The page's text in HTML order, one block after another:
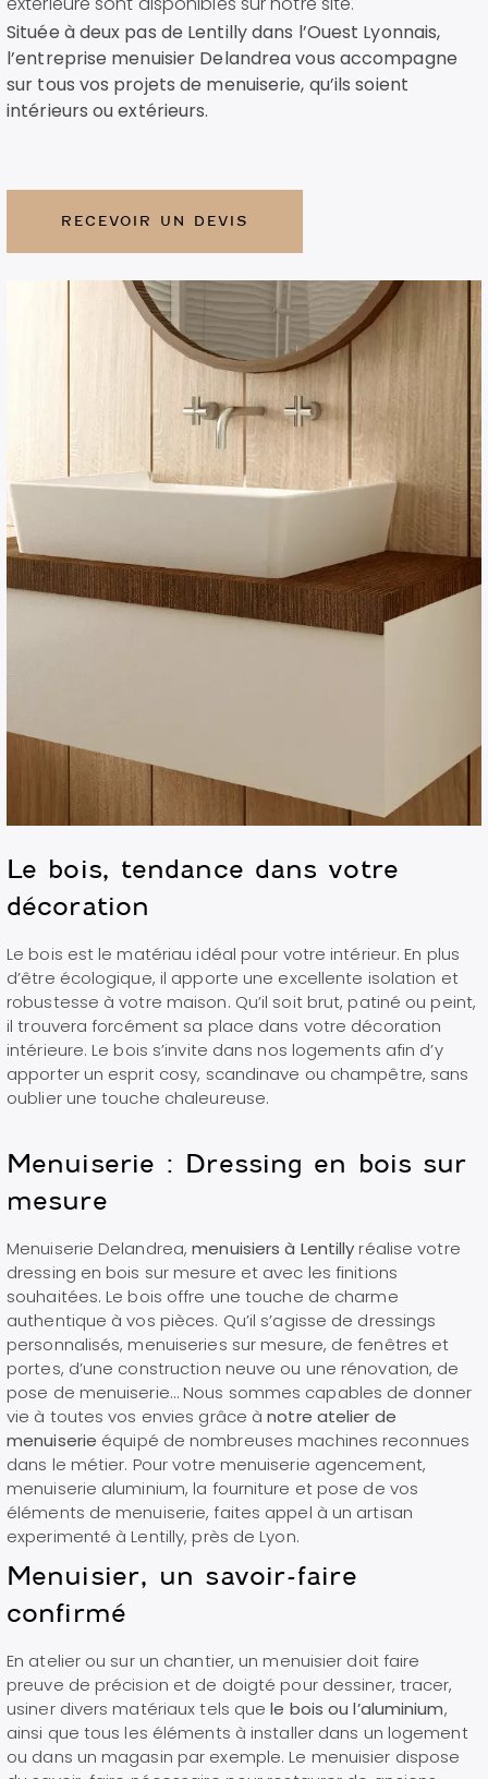
Située à deux pas de Lentilly dans l’Ouest Lyonnais,
l’entreprise menuisier Delandrea vous accompagne
sur tous vos projets de menuiserie, qu’ils soient
intérieurs ou extérieurs.
RECEVOIR UN DEVIS
Le bois, tendance dans votre
décoration
Le bois est le matériau idéal pour votre intérieur. En plus
d’être écologique, il apporte une excellente isolation et
robustesse à votre maison. Qu’il soit brut, patiné ou peint,
il trouvera forcément sa place dans votre décoration
intérieure. Le bois s’invite dans nos logements afin d’y
apporter un esprit cosy, scandinave ou champêtre, sans
oublier une touche chaleureuse.
Menuiserie : Dressing en bois sur
mesure
Menuiserie Delandrea,menuisiers à Lentilly réalise votre
dressing en bois sur mesure et avec les finitions
souhaitées. Le bois offre une touche de charme
authentique à vos pièces. Qu’il s’agisse de dressings
personnalisés, menuiseries sur mesure, de fenêtres et
portes, d’une construction neuve ou une rénovation, de
pose de menuiserie… Nous sommes capables de donner
vie à toutes vos envies grâce ànotre atelier de
menuiserie équipé de nombreuses machines reconnues
dans le métier. Pour votre menuiserie agencement,
menuiserie aluminium, la fourniture et pose de vos
éléments de menuiserie, faites appel à un artisan
experimenté à Lentilly, près de Lyon.
Menuisier, un savoir-faire
confirmé
En atelier ou sur un chantier, un menuisier doit faire
preuve de précision et de doigté pour dessiner, tracer,
usiner divers matériaux tels quele bois ou l’aluminium,
ainsi que tous les éléments à installer dans un logement
ou dans un magasin par exemple. Le menuisier dispose